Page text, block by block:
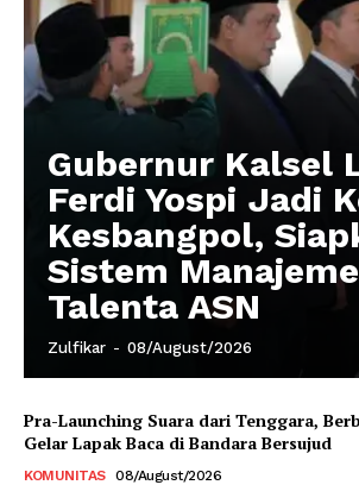
Gubernur Kalsel
Ferdi Yospi Jadi
Kesbangpol,
Sistem
Talenta ASN
Zulfikar - 08/August/2026
Pra-Launching Suara dari Tenggara,
Gelar Lapak Baca di Bandara Bersujud
KOMUNITAS 08/August/2026